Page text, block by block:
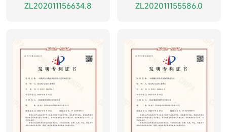
ZL202011156634.8
ZL202011155586.0